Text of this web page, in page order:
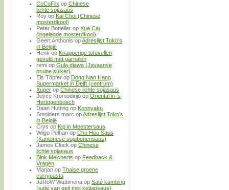
CoCoFlix op Chinese
lichte sojasaus
Roy op Kai Choi (Chinese
mosterdkool)
Peter Bottelier op Xue Cai
(ingelegde mosterdkool)
Geert Anthonis opAdreslijst Toko’s
in België
Henk op Knapperige tofuvellen
gevuld met garnalen
remi op Gula djawa (Javaanse
bruine suiker)
Els Töpfer op Dong Nan Hang
Supermarket in Delft (centrum)
Xuper op Chinese lichte sojasaus
Joyce Kromodirijo op Oriental in ’s
Hertogenbosch
Daan Hutting op Konnyaku
Smolders marc opAdreslijst Toko’s
in België
Crys op Kip in Meestersaus
Wilgo Pelhan op Chu Hou Saus
(Kantonese sojabonensaus)
James Clock op Chinese
lichte sojasaus
Bink Melcherts op Feedback &
Vragen
Marjan op Thaise groene
currypasta
JaRoW Wattimena op Saté kambing
(saté van geit met ketjapsaus)